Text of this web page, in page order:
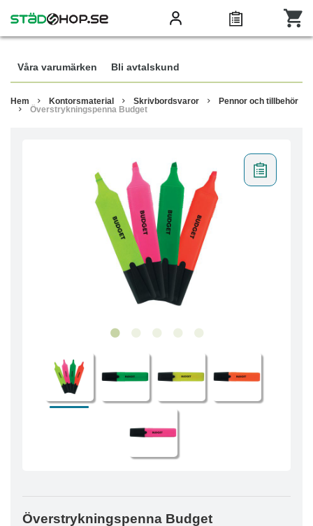
Våra varumärken Bli avtalskund
Hem Kontorsmaterial Skrivbordsvaror
Pennor och tillbehör
Överstrykningspenna Budget
Överstrykningspenna Budget